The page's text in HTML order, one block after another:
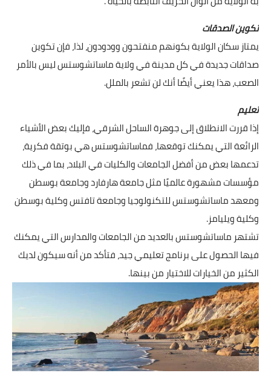
تكوين الصدقات
يمتاز سكان الولاية بكونهم منفتحون وودودون، لذا، فإن تكوين
صداقات جديدة في كل مدينة في ولاية ماساتشوستس ليس بالأمر
الصعب، هذا يعني أيضًا أنك لن تشعر بالملل.
تعليم
إذا قررت الانطلاق إلى جوهرة الساحل الشرقي، فإليك بعض الأشياء
الرائعة التي يمكنك توقعها، فماساتشوستس هي بوتقة فكرية،
تدعمها بعض من أفضل الجامعات والكليات في البلاد، بما في ذلك
مؤسسات مشهورة عالميًا مثل جامعة هارفارد وجامعة بوسطن
ومعهد ماساتشوستس للتكنولوجيا وجامعة تافتس وكلية بوسطن
وكلية ويليامز.
تشتهر ماساتشوستس بالعديد من الجامعات والمدارس التي يمكنك
فيها الحصول على برنامج تعليمي جيد، فتأكد من أنه سيكون لديك
الكثير من الخيارات للاختيار من بينها.